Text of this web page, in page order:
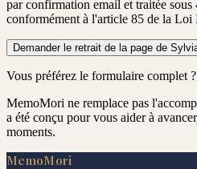
par confirmation email et traitée sous
conformément à l'article 85 de la Loi
Demander le retrait de la page de
Vous préférez le formulaire complet ?
MemoMori ne remplace pas
a été conçu pour vous aider à
moments.
MemoMori